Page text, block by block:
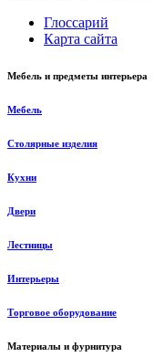
Глоссарий
Карта сайта
Мебель и предметы интерьера
Мебель
Столярные изделия
Кухни
Двери
Лестницы
Интерьеры
Торговое оборудование
Материалы и фурнитура